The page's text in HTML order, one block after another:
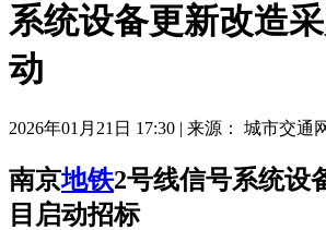
系统设备更新改造
动
2026年01月21日 17:30 | 来源： 城市交通
南京地铁2号线信号系统设
目启动招标